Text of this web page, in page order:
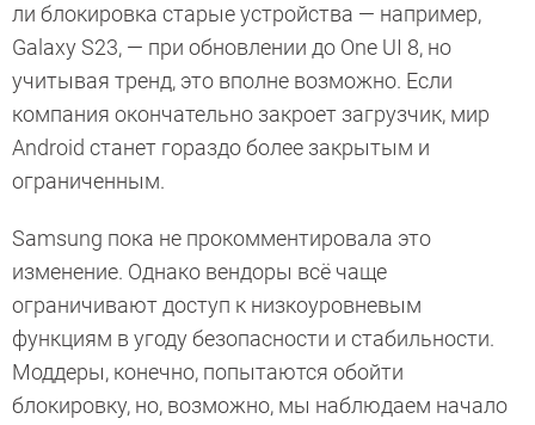
ли блокировка старые устройства — например,
Galaxy S23, — при обновлении до One UI 8, но
учитывая тренд, это вполне возможно. Если
компания окончательно закроет загрузчик, мир
Android станет гораздо более закрытым и
ограниченным.
Samsung пока не прокомментировала это
изменение. Однако вендоры всё чаще
ограничивают доступ к низкоуровневым
функциям в угоду безопасности и стабильности.
Моддеры, конечно, попытаются обойти
блокировку, но, возможно, мы наблюдаем начало